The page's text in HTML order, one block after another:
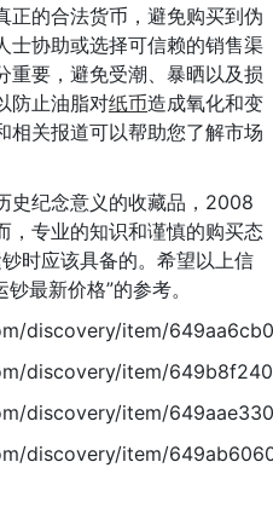
正的合法货币，避免购买到伪
士协助或选择可信赖的销售渠
重要，避免受潮、暴晒以及损
防止油脂对纸币造成氧化和变
相关报道可以帮助您了解市场
史纪念意义的收藏品，2008
，专业的知识和谨慎的购买态
时应该具备的。希望以上信
最新价格”的参考。
discovery/item/
discovery/item/
discovery/item/
discovery/item/